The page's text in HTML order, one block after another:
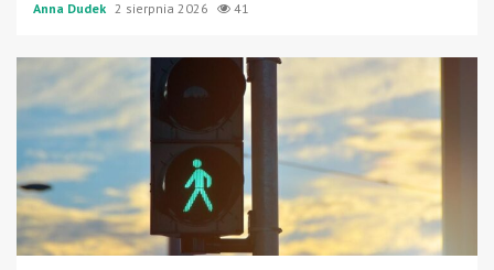
Anna Dudek 2 sierpnia 2026 41